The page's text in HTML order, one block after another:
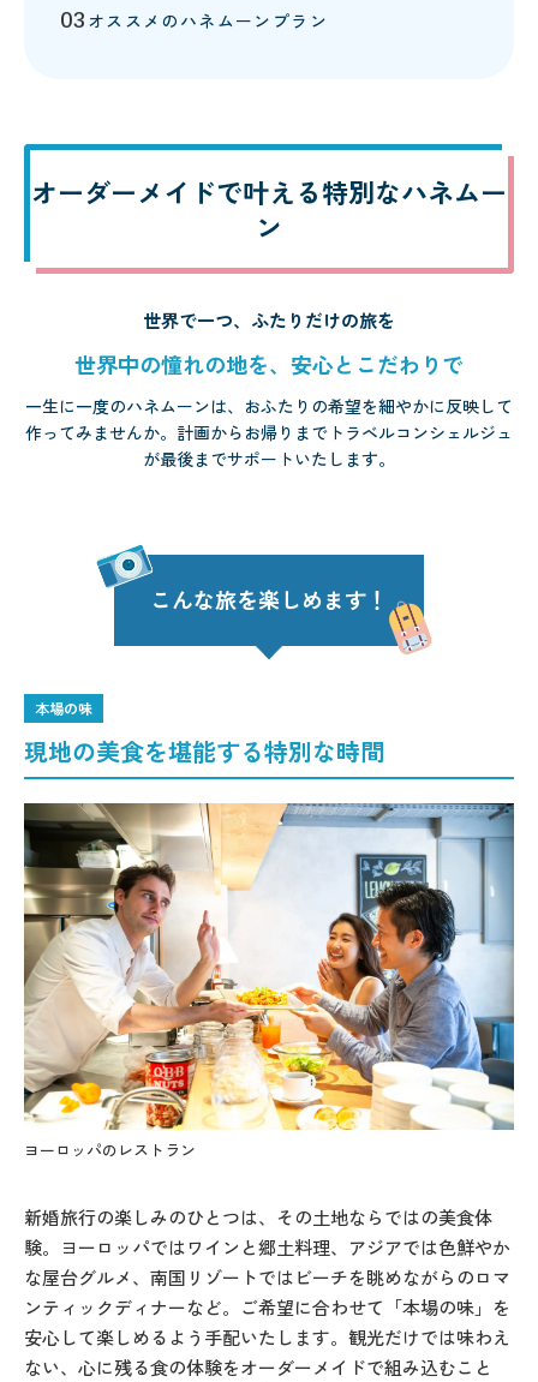
オススメのハネムーンプラン
オーダーメイドで叶える特別なハネムー
ン
世界で一つ、ふたりだけの旅を
世界中の憧れの地を、安心とこだわりで
一生に一度のハネムーンは、おふたりの希望を細やかに反映して
作ってみませんか。計画からお帰りまでトラベルコンシェルジュ
が最後までサポートいたします。
こんな旅を楽しめます！
本場の味
現地の美食を堪能する特別な時間
ヨーロッパのレストラン
新婚旅行の楽しみのひとつは、その土地ならではの美食体
験。ヨーロッパではワインと郷土料理、アジアでは色鮮やか
な屋台グルメ、南国リゾートではビーチを眺めながらのロマ
ンティックディナーなど。ご希望に合わせて「本場の味」を
安心して楽しめるよう手配いたします。観光だけでは味わえ
ない、心に残る食の体験をオーダーメイドで組み込むこと